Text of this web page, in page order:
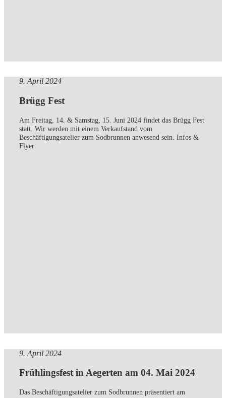
9. April 2024
Brügg Fest
Am Freitag, 14. & Samstag, 15. Juni 2024 findet das Brügg Fest
statt. Wir werden mit einem Verkaufstand vom
Beschäftigungsatelier zum Sodbrunnen anwesend sein. Infos &
Flyer
9. April 2024
Frühlingsfest in Aegerten am 04. Mai 2024
Das Beschäftigungsatelier zum Sodbrunnen präsentiert am